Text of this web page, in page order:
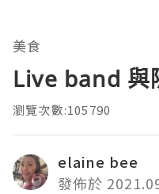
美食
Live band 與
瀏覽次數:105790
elaine bee
發佈於